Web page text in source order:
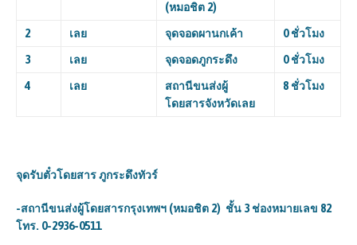
(หมอชิต 2)
2 เลย จุดจอดผานกเค้า 0 ชั่วโมง
3 เลย จุดจอดภูกระดึง 0 ชั่วโมง
4 เลย
สถานีขนส่งผู้
โดยสารจังหวัดเลย
8 ชั่วโมง
จุดรับตั๋วโดยสารภูกระดึงทัวร์
-สถานีขนส่งผู้โดยสารกรุงเทพฯ (หมอชิต 2) ชั้น 3 ช่องหมายเลข 82
โทร. 0-2936-0511